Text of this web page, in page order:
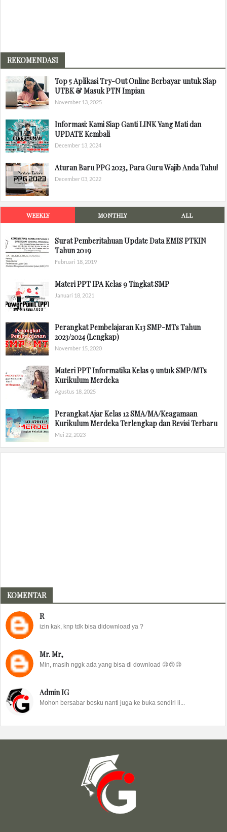
REKOMENDASI
Top 5 Aplikasi Try-Out Online Berbayar untuk Siap
UTBK & Masuk PTN Impian
November 13, 2025
Informasi: Kami Siap Ganti LINK Yang Mati dan
UPDATE Kembali
December 13, 2024
Aturan Baru PPG 2023, Para Guru Wajib Anda Tahu!
December 03, 2022
WEEKLY MONTHLY ALL
Surat Pemberitahuan Update Data EMIS PTKIN
Tahun 2019
Februari 18, 2019
Materi PPT IPA Kelas 9 Tingkat SMP
Januari 18, 2021
Perangkat Pembelajaran K13 SMP-MTs Tahun
2023/2024 (Lengkap)
November 15, 2020
Materi PPT Informatika Kelas 9 untuk SMP/MTs
Kurikulum Merdeka
Agustus 18, 2025
Perangkat Ajar Kelas 12 SMA/MA/Keagamaan
Kurikulum Merdeka Terlengkap dan Revisi Terbaru
Mei 22, 2023
KOMENTAR
R
izin kak, knp tdk bisa didownload ya ?
Mr. Mr,
Min, masih nggk ada yang bisa di download 😢😢😢
Admin IG
Mohon bersabar bosku nanti juga ke buka sendiri li...